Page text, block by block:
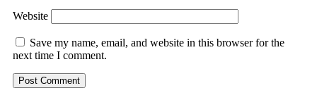
Website
Save my name, email, and website in this browser for the
next time I comment.